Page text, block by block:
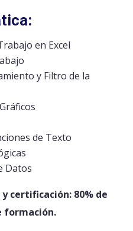
en Excel
y Filtro de la
de Texto
Datos
certificación: 80% de
formación.